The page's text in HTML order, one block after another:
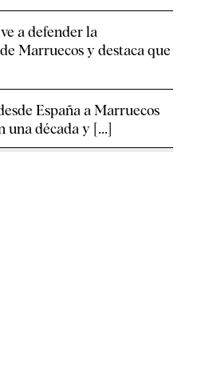
a defender la
Marruecos y destaca que
España a Marruecos
una década y [...]